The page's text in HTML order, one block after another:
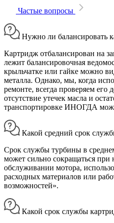
Частые вопросы
Нужно ли балансировать
Картридж отбалансирован на
лежит балансировочная
крыльчатке или гайке можно
металла. Однако, мы, когда
ремонте, всегда проверяем его
отсутствие утечек масла и
транспортировке ИНОГДА
Какой средний срок
Срок службы турбины в
может сильно сокращаться при
обслуживании мотора,
расходных материалов или
возможностей».
Какой срок службы